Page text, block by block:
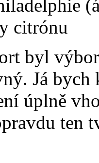
citrónu
byl
Já bych
úplně
ten